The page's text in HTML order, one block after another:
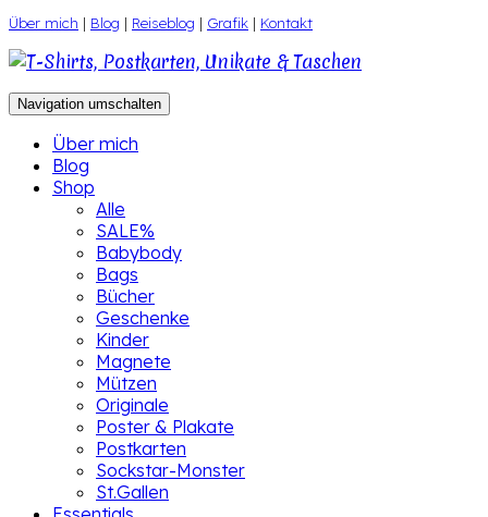
Zum
Inhalt
springen
Über mich | Blog | Reiseblog | Grafik | Kontakt
Navigation umschalten
Über mich
Blog
Shop
Alle
SALE%
Babybody
Bags
Bücher
Geschenke
Kinder
Magnete
Mützen
Originale
Poster & Plakate
Postkarten
Sockstar-Monster
St.Gallen